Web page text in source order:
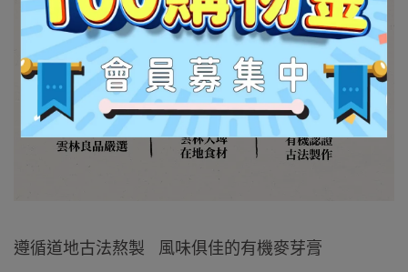
遵循道地古法熬製 風味俱佳的有機麥芽膏